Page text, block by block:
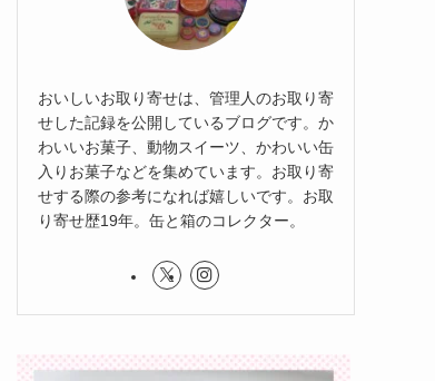
おいしいお取り寄せは、管理人のお取り寄
せした記録を公開しているブログです。か
わいいお菓子、動物スイーツ、かわいい缶
入りお菓子などを集めています。お取り寄
せする際の参考になれば嬉しいです。お取
り寄せ歴19年。缶と箱のコレクター。